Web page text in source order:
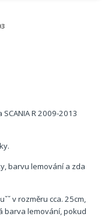
SCANIA R 2009-2013
barvu lemování a zda
v rozměru cca. 25cm,
barva lemování, pokud